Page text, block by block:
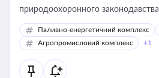
природоохоронного законодавства
Паливно-енергетичний комплекс
Агропромисловий комплекс
+1